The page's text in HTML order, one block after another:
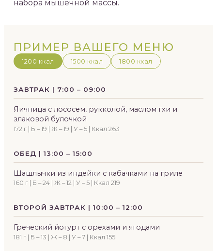
набора мышечной массы.
ПРИМЕР ВАШЕГО МЕНЮ
1200 ккал 1500 ккал 1800 ккал
ЗАВТРАК | 7:00 – 09:00
Яичница с лососем, рукколой, маслом гхи и
злаковой булочкой
172 г | Б – 19 | Ж – 19 | У – 5 | Ккал 263
ОБЕД | 13:00 – 15:00
Шашлычки из индейки с кабачками на гриле
160 г | Б – 24 | Ж – 12 | У – 5 | Ккал 219
ВТОРОЙ ЗАВТРАК | 10:00 – 12:00
Греческий йогурт с орехами и ягодами
181 г | Б – 13 | Ж – 8 | У – 7 | Ккал 155